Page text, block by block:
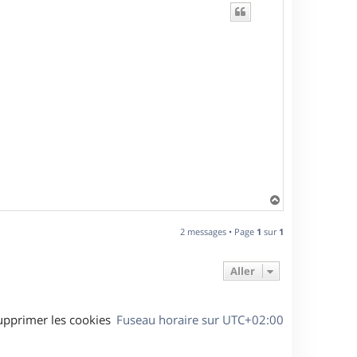
a
t
2 messages • Page 1 sur 1
Aller
Fuseau horaire sur UTC+02:00
les cookies